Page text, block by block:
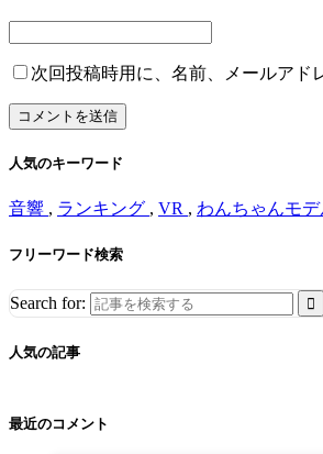
次回投稿時用に、名前、メールアド
人気のキーワード
音響 , ランキング , VR , わんちゃんモデ
フリーワード検索
Search for:
人気の記事
最近のコメント